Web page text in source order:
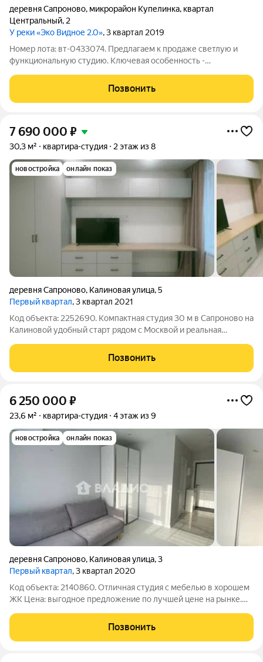
деревня Сапроново, микрорайон Купелинка, квартал
Центральный, 2
У реки «Эко Видное 2.0», 3 квартал 2019
Номер лота: вт-0433074. Предлагаем к продаже светлую и
функциональную студию. Ключевая особенность -
санузлом (редкое преимущество для студии!). Большие окна
дают максимум естественного света.
Позвонить
7 690 000 ₽
30,3 м² квартира-студия 2 этаж из 8
новостройка онлайн показ
деревня Сапроново, Калиновая улица,5
Первый квартал, 3 квартал 2021
Код объекта: 2252690. Компактная студия 30 м в Сапроново на
Калиновой удобный старт рядом с Москвой и реальная
второй этаж и окна на улицу дают ощущение уюта и
безопасности, а правильная
Позвонить
6 250 000 ₽
23,6 м² квартира-студия 4 этаж из 9
новостройка онлайн показ
деревня Сапроново, Калиновая улица,3
Первый квартал, 3 квартал 2020
Код объекта: 2140860. Отличная студия с мебелью в хорошем
ЖК Цена: выгодное предложение по лучшей цене на рынке.
Отличная транспортная доступность! Площадь - 23,6
квадратных метра! Отличный
Позвонить